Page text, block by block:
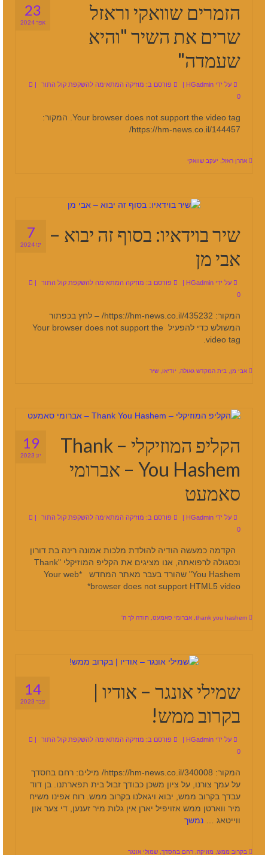
23
אפר 2024
הזמרים שוואקי וראזל
שרים את השיר "והיא
שעמדה"
על ידי HGadmin
| פורסם ב: מוזיקה המתאימה להשקפת קול התור
|
0
Your browser does not support the video tag. המקור:
https://hm-news.co.il/144457/
אהרן ראזל יעקב שוואקי
7
ינו 2024
שיר בוידאיו: בסוף זה יבוא –
אבי מן
על ידי HGadmin פורסם ב: מוזיקה המתאימה להשקפת קול התור
0
המקור: https://hm-news.co.il/435232/ – לחץ בכפתור
המשולש כדי להפעיל Your browser does not support the
video tag.
אבי מן, בית המקדש גאולה, יודיאו, שיר
19
יונ 2023
הקליפ המוזיקלי – Thank
You Hashem – אברומי
סאמעט
על ידי HGadmin
| פורסם ב: מוזיקה המתאימה להשקפת קול התור
|
0
הקדמה כמעשה הודיה להולדת מלכות אמונה רינה בת דורון
וכסגולה לרפואתה, אנו מציגים את הקליפ המוזיקלי "Thank
You Hashem" שהורד בעבר מאתר המחדש *Your web
browser does not support HTML5 video*
thank you hashem אברומי סאמעט תודה לך ה'
14
פבר 2023
שמילי אונגר – אודיו |
בקרוב ממש!
על ידי HGadmin
| פורסם ב: מוזיקה המתאימה להשקפת קול התור
|
0
המקור: https://hm-news.co.il/340008/ מילים: רחם בחסדך
על עמך צורנו, על ציון משכן כבודך זבול בית תפארתנו. בן דוד
עבדך בקרוב ממש, יבוא ויגאלנו בקרוב ממש. רוח אפינו משיח
מיר ווארטן ממש אזויפיל יארן אין גלות מיר זענען, די צער און
ווייטאג … נמשך
בקרוב ממש מוזיקה רחם בחסדך שמולי אונגר